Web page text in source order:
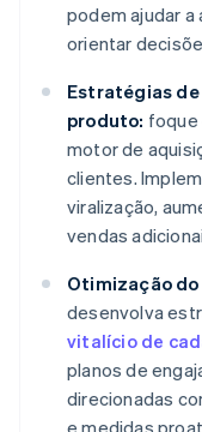
podem ajudar
orientar
Estratégias
produto: foque
motor de
clientes.
viralização,
vendas
Otimização
desenvolva
vitalício de
planos de
direcionadas